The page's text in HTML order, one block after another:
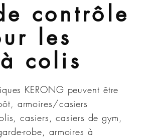
contrôle
les
colis
KERONG peuvent être
armoires/casiers
casiers, casiers de gym,
robe, armoires à